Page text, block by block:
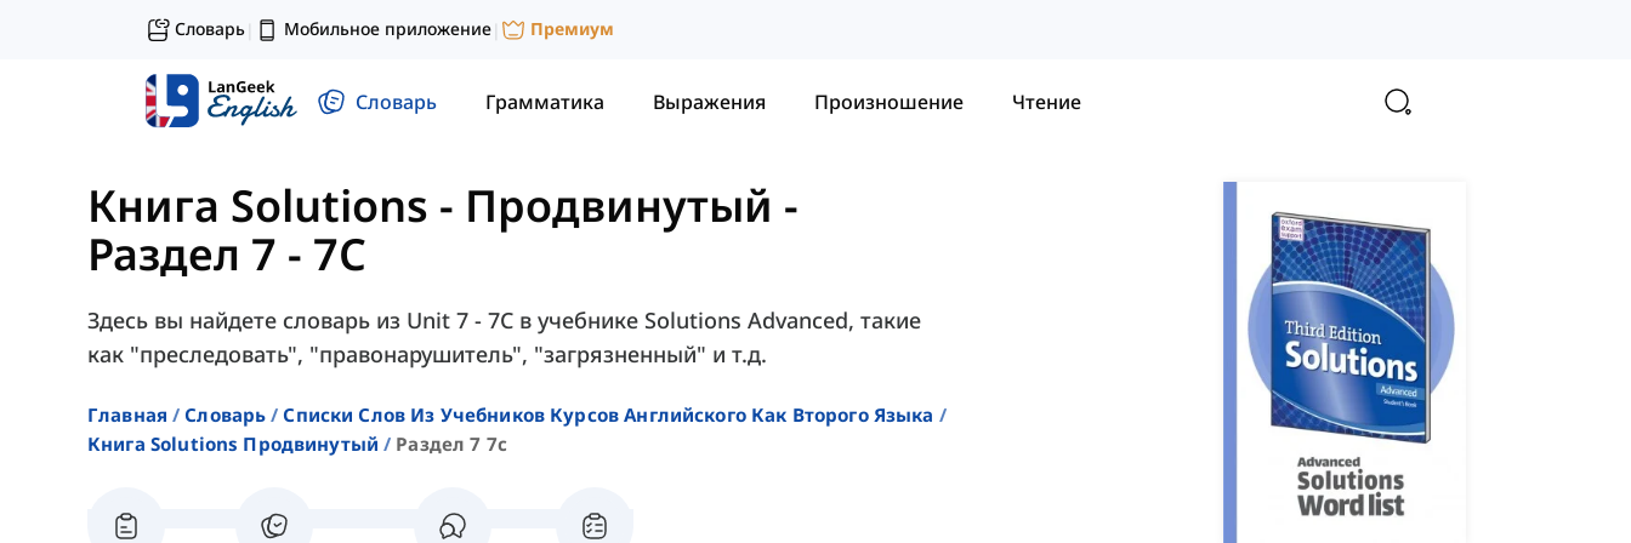
Словарь| Мобильное приложение| Премиум
Словарь Грамматика Выражения Произношение Чтение
Книга Solutions - Продвинутый -
Раздел 7 - 7C
Здесь вы найдете словарь из Unit 7 - 7C в учебнике Solutions Advanced, такие
как "преследовать", "правонарушитель", "загрязненный" и т.д.
Главная Словарь
Списки Слов Из Учебников Курсов Английского Как Второго Языка
Книга Solutions Продвинутый
Раздел 7 7c